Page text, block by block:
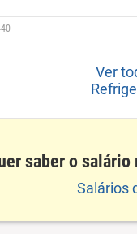
Ver
saber o
Salários